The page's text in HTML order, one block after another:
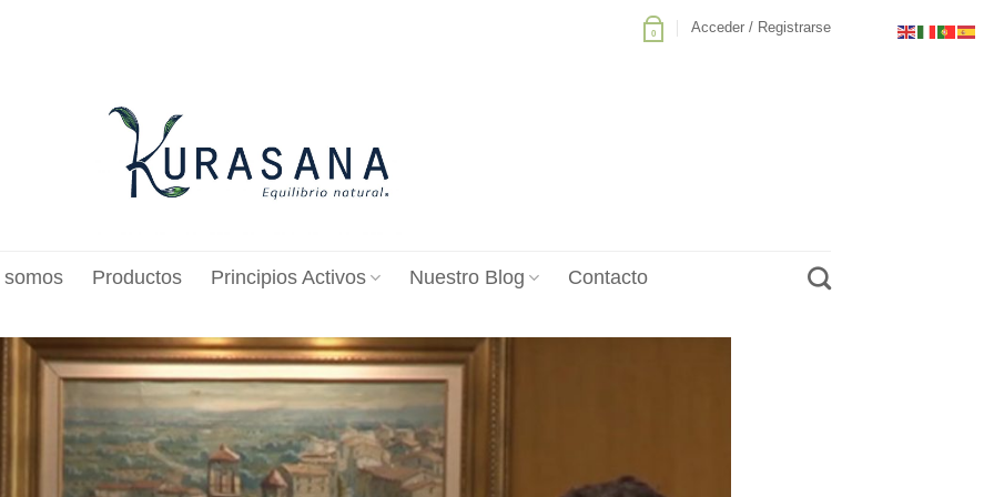
0 Acceder / Registrarse
somos Productos Principios Activos Nuestro Blog Contacto